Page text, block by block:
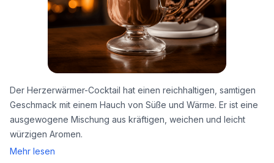
Der Herzerwärmer-Cocktail hat einen reichhaltigen, samtigen
Geschmack mit einem Hauch von Süße und Wärme. Er ist eine
ausgewogene Mischung aus kräftigen, weichen und leicht
würzigen Aromen.
Mehr lesen